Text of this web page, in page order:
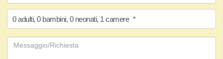
0 adulti, 0 bambini, 0 neonati, 1 camere *